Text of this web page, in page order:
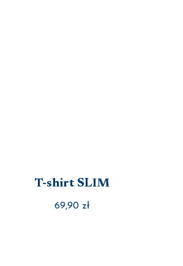
T-shirt SLIM
69,90 zł